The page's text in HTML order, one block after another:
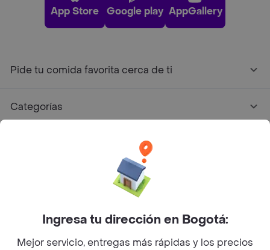
App Store Google play AppGallery
Pide tu comida favorita cerca de ti
Categorías
Facebook
Twitter
Instagram
©2026Rappi Inc. All rights reserved.
Ingresa tu dirección en Bogotá:
Mejor servicio, entregas más rápidas y los precios